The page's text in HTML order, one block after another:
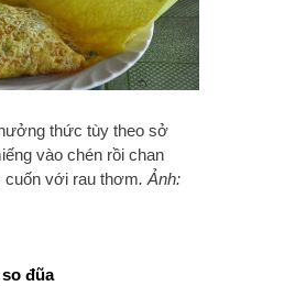
thức tùy theo sở
vào chén rồi chan
với rau thơm. Ảnh:
đũa